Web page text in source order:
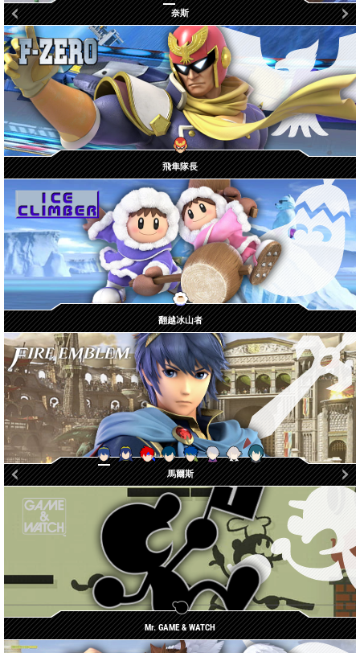
奈斯
琉加
飛隼隊長
翻越冰山者
馬爾斯
露琪娜
羅伊
庫洛武
艾克
魯弗萊
神威
貝雷特 / 貝雷絲
Mr. GAME& WATCH